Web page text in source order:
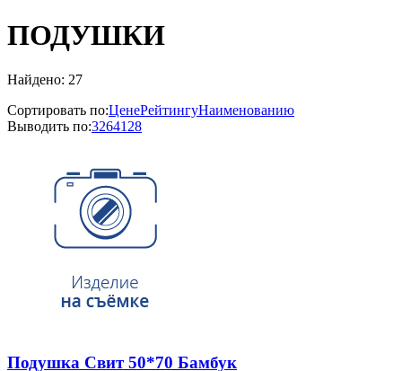
ПОДУШКИ
Найдено: 27
Сортировать по:ЦенеРейтингуНаименованию
Выводить по:3264128
Подушка Свит 50*70 Бамбук